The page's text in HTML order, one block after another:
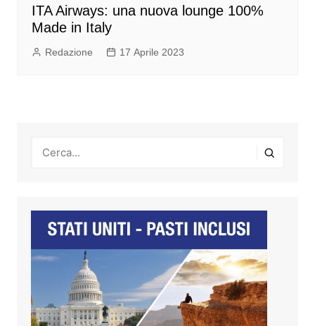
ITA Airways: una nuova lounge 100%
Made in Italy
Redazione 17 Aprile 2023